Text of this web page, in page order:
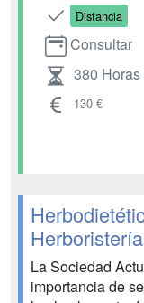
Distancia
Consultar
380 Horas
130 €
La Sociedad
importancia de